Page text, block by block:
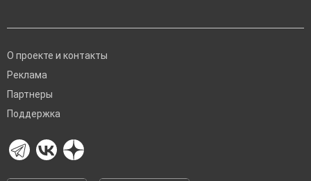
О проекте и контакты
Реклама
Партнеры
Поддержка